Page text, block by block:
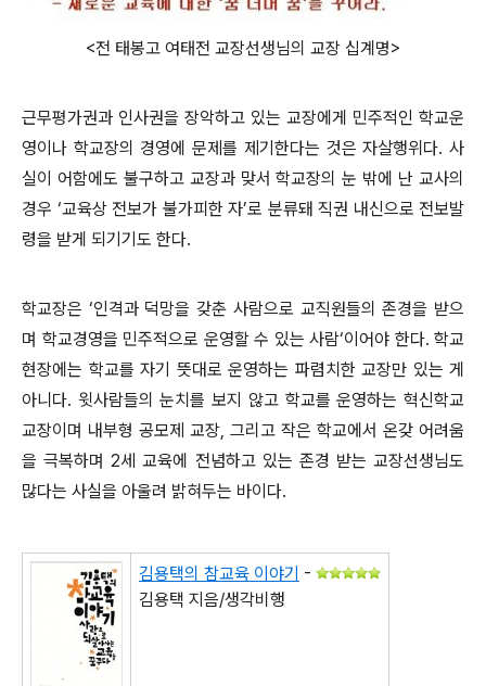
<전 태봉고 여태전 교장선생님의 교장 십계명>
근무평가권과 인사권을 장악하고 있는 교장에게 민주적인 학교운
영이나 학교장의 경영에 문제를 제기한다는 것은 자살행위다. 사
실이 어함에도 불구하고 교장과 맞서 학교장의 눈 밖에 난 교사의
경우 ‘교육상 전보가 불가피한 자’로 분류돼 직권 내신으로 전보발
령을 받게 되기기도 한다.
학교장은 ‘인격과 덕망을 갖춘 사람으로 교직원들의 존경을 받으
며 학교경영을 민주적으로 운영할 수 있는 사람‘이어야 한다. 학교
현장에는 학교를 자기 뜻대로 운영하는 파렴치한 교장만 있는 게
아니다. 윗사람들의 눈치를 보지 않고 학교를 운영하는 혁신학교
교장이며 내부형 공모제 교장, 그리고 작은 학교에서 온갖 어려움
을 극복하며 2세 교육에 전념하고 있는 존경 받는 교장선생님도
많다는 사실을 아울려 밝혀두는 바이다.
김용택의 참교육 이야기 -
김용택 지음/생각비행